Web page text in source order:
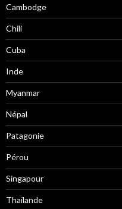
Cambodge
Chili
Cuba
Inde
Myanmar
Népal
Patagonie
Pérou
Singapour
Thaïlande